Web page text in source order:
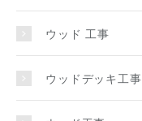
ウッド 工事
ウッドデッキ工事